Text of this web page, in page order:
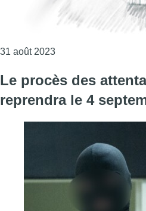
31 août 2023Consulter l'article
Le procès des
reprendra le 4